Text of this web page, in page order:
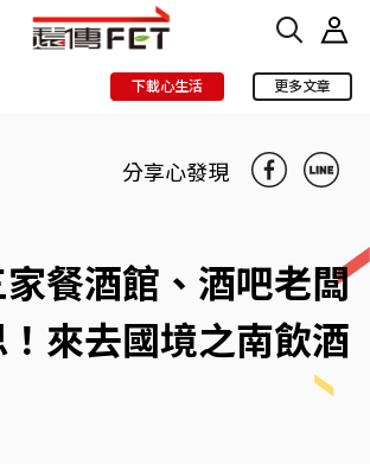
下載心生活 更多文章
分享心發現
餐酒館、酒吧老闆
來去國境之南飲酒